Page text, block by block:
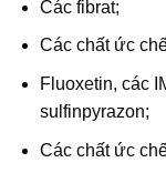
Các fibrat;
Các chất ức
Fluoxetin, các
sulfinpyrazon;
Các chất ức